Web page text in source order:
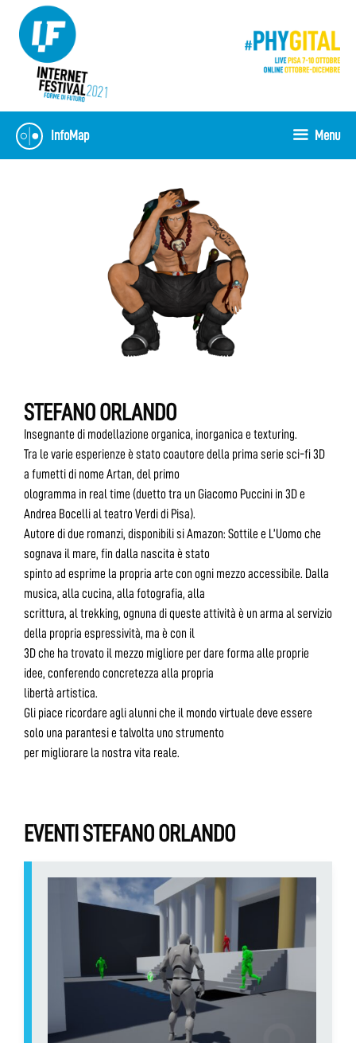
content
InfoMap Menu
STEFANO ORLANDO
Insegnante di modellazione organica, inorganica e texturing.
Tra le varie esperienze è stato coautore della prima serie sci-fi 3D
a fumetti di nome Artan, del primo
ologramma in real time (duetto tra un Giacomo Puccini in 3D e
Andrea Bocelli al teatro Verdi di Pisa).
Autore di due romanzi, disponibili si Amazon: Sottile e L’Uomo che
sognava il mare, fin dalla nascita è stato
spinto ad esprime la propria arte con ogni mezzo accessibile. Dalla
musica, alla cucina, alla fotografia, alla
scrittura, al trekking, ognuna di queste attività è un arma al servizio
della propria espressività, ma è con il
3D che ha trovato il mezzo migliore per dare forma alle proprie
idee, conferendo concretezza alla propria
libertà artistica.
Gli piace ricordare agli alunni che il mondo virtuale deve essere
solo una parantesi e talvolta uno strumento
per migliorare la nostra vita reale.
EVENTI STEFANO ORLANDO